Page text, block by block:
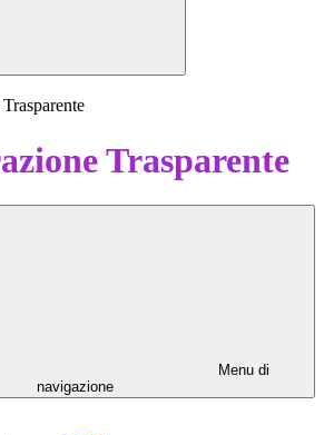
Trasparente
Menu di
navigazione